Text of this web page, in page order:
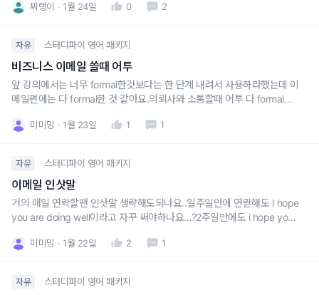
인지 궁금합니다!!! 보통 the 다음에 수식
찌랭이 1월 24일 0 2
자유 스터디파이 영어 패키지
비즈니스 이메일 쓸때 어투
앞 강의에서는 너무 formal한것보다는 한 단계 내려서 사용하라했는데 이
메일편에는 다 formal한 것 같아요.의뢰사와 소통할때 어투 다 formal하
미미밍 1월 23일 1 1
자유 스터디파이 영어 패키지
이메일 인삿말
거의 매일 연락할땐 인삿말 생략해도되나요..일주일만에 연랃해도 I hope
you are doing well이라고 자꾸 써야하나요…?2주일만에도 i hope you’r
미미밍 1월 22일 2 1
자유 스터디파이 영어 패키지